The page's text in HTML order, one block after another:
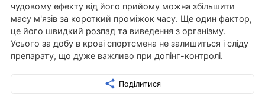
чудовому ефекту від його прийому можна збільшити
масу м'язів за короткий проміжок часу. Ще один фактор,
це його швидкий розпад та виведення з організму.
Усього за добу в крові спортсмена не залишиться і сліду
препарату, що дуже важливо при допінг-контролі.
Поділитися